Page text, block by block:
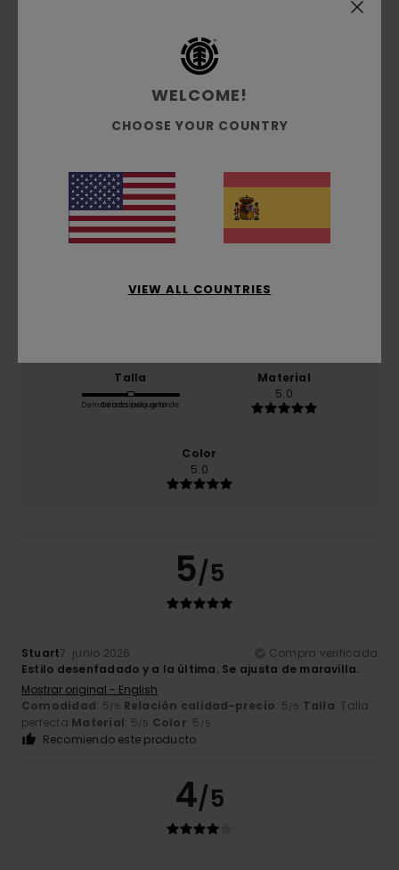
4.5
basado en2 reseñas verificadas desde noviembre
Comodidad
Talla
Demasiado pequeño
Demasiado grande
Material
5.0
Color
5.0
5/5
Stuart7. junio 2026
Compra verificada
Estilo desenfadado y a la última. Se ajusta de maravilla.
Mostrar original - English
Comodidad: 5/5 Relación calidad-precio: 5/5 Talla: Talla
perfecta Material: 5/5 Color: 5 /5
Recomiendo este producto
4/5
WELCOME!
CHOOSE YOUR COUNTRY
VIEW ALL COUNTRIES